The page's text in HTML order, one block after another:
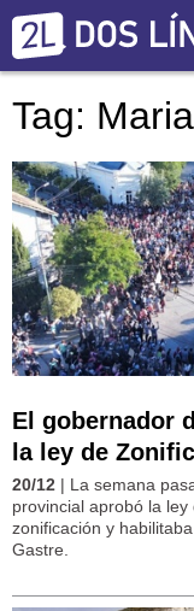
Tag:
El gobernador
la ley de
20/12 | La semana
provincial aprobó la ley
zonificación y
Gastre.